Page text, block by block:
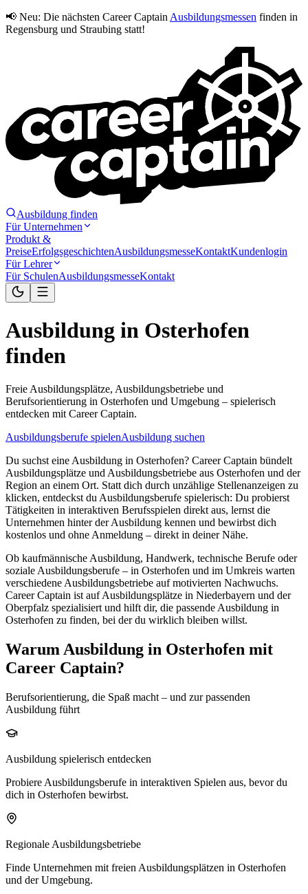
📢 Neu: Die nächsten Career Captain Ausbildungsmessen finden in
Regensburg und Straubing statt!
Ausbildung finden
Für Unternehmen
Produkt &
PreiseErfolgsgeschichtenAusbildungsmesseKontaktKundenlogin
Für Lehrer
Für SchulenAusbildungsmesseKontakt
Ausbildung in Osterhofen
finden
Freie Ausbildungsplätze, Ausbildungsbetriebe und
Berufsorientierung in Osterhofen und Umgebung – spielerisch
entdecken mit Career Captain.
Ausbildungsberufe spielenAusbildung suchen
Du suchst eine Ausbildung in Osterhofen? Career Captain bündelt
Ausbildungsplätze und Ausbildungsbetriebe aus Osterhofen und der
Region an einem Ort. Statt dich durch unzählige Stellenanzeigen zu
klicken, entdeckst du Ausbildungsberufe spielerisch: Du probierst
Tätigkeiten in interaktiven Berufsspielen direkt aus, lernst die
Unternehmen hinter der Ausbildung kennen und bewirbst dich
kostenlos und ohne Anmeldung – direkt in deiner Nähe.
Ob kaufmännische Ausbildung, Handwerk, technische Berufe oder
soziale Ausbildungsberufe – in Osterhofen und im Umkreis warten
verschiedene Ausbildungsbetriebe auf motivierten Nachwuchs.
Career Captain ist auf Ausbildungsplätze in Niederbayern und der
Oberpfalz spezialisiert und hilft dir, die passende Ausbildung in
Osterhofen zu finden, bei der du wirklich bleiben willst.
Warum Ausbildung in Osterhofen mit
Career Captain?
Berufsorientierung, die Spaß macht – und zur passenden
Ausbildung führt
Ausbildung spielerisch entdecken
Probiere Ausbildungsberufe in interaktiven Spielen aus, bevor du
dich in Osterhofen bewirbst.
Regionale Ausbildungsbetriebe
Finde Unternehmen mit freien Ausbildungsplätzen in Osterhofen
und der Umgebung.